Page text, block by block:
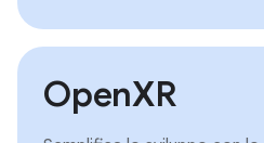
OpenXR